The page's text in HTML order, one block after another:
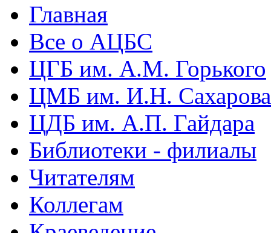
Главная
Все о АЦБС
ЦГБ им. А.М. Горького
ЦМБ им. И.Н. Сахарова
ЦДБ им. А.П. Гайдара
Библиотеки - филиалы
Читателям
Коллегам